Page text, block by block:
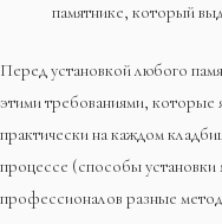
памятнике, который
Перед установкой любого
этими требованиями, которые
практически на каждом
процессе (способы установки
профессионалов разные